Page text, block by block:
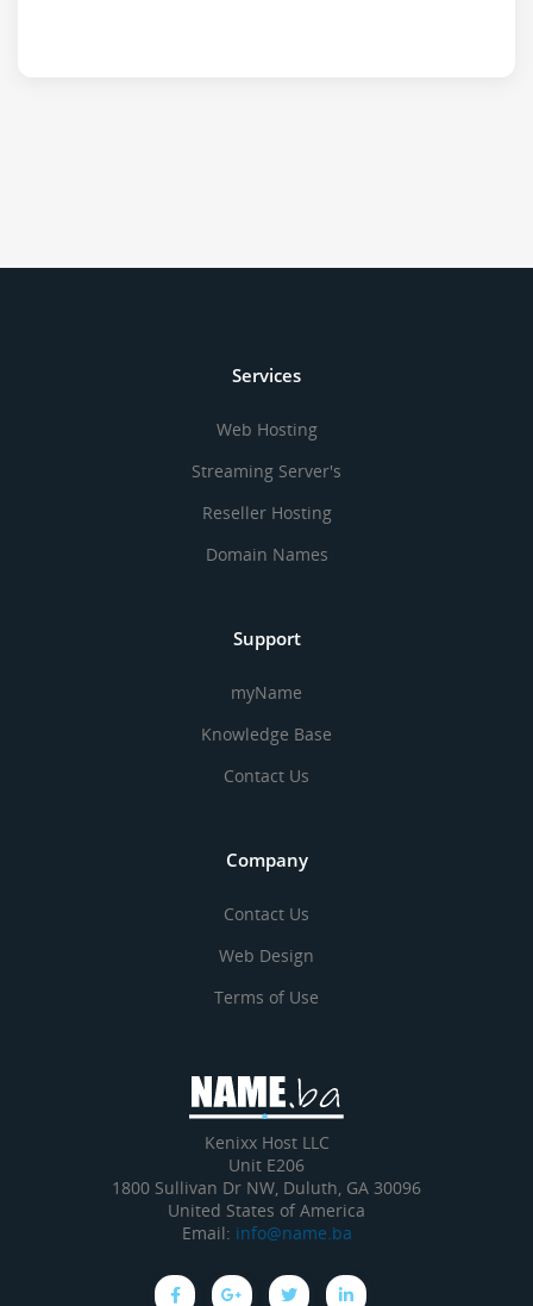
Services
Web Hosting
Streaming Server's
Reseller Hosting
Domain Names
Support
myName
Knowledge Base
Contact Us
Company
Contact Us
Web Design
Terms of Use
Kenixx Host LLC
Unit E206
1800 Sullivan Dr NW, Duluth, GA 30096
United States of America
Email: info@name.ba